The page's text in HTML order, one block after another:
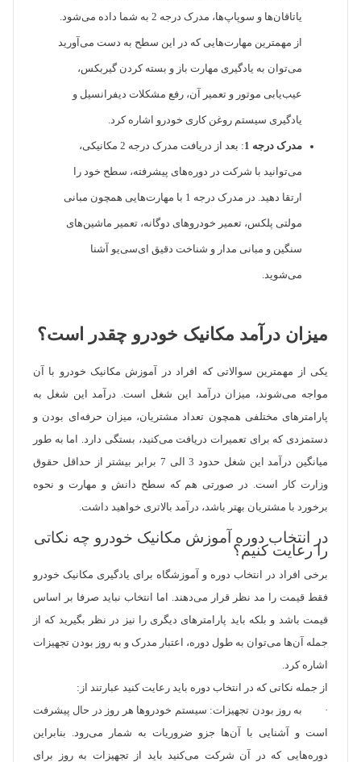
یاتاقان‌ها و سوپاپ‌ها، مدرک درجه 2 به شما داده می‌شود.
از مهمترین مهارت‌هایی که در این سطح به دست می‌آورید
می‌توان به یادگیری مهارت باز و بسته کردن گیربکس،
عیب‌یابی موتور و تعمیر آن، رفع مشکلات دیفرانسیل و
یادگیری سیستم روغن کاری خودرو اشاره کرد.
مدرک درجه 1 : بعد از دریافت مدرک درجه 2 مکانیکی،
می‌توانید با شرکت در دوره‌های پیشرفته، سطح خود را
ارتقا دهید. در مدرک درجه 1 با مهارت‌هایی همچون مبانی
مولتی پلکس، تعمیر خودروهای دوگانه، تعمیر ماشین‌های
سنگین و مبانی مدار و شناخت دقیق ای‌سی‌یو آشنا
می‌شوید.
میزان درآمد مکانیک خودرو چقدر است؟
یکی از مهمترین سوالاتی که افراد در آموزش مکانیک خودرو با آن
مواجه می‌شوند، میزان درآمد این شغل است. درآمد این شغل به
پارامترهای مختلفی همچون تعداد مشتریان، میزان حرفه‌ای بودن و
دستمزدی که برای تعمیرات دریافت می‌کنید، بستگی دارد. اما به طور
میانگین درآمد این شغل حدود 3 الی 7 برابر بیشتر از حداقل حقوق
وزارت کار است. در صورتی هم که سطح دانش و مهارت و نحوه
برخورد با مشتریان بهتر باشد، درآمد بالاتری خواهید داشت.
در انتخاب دوره آموزش مکانیک خودرو چه نکاتی
را رعایت کنیم؟
برخی افراد در انتخاب دوره و آموزشگاه برای یادگیری مکانیک خودرو
فقط قیمت را مد نظر قرار می‌دهند. اما انتخاب نباید صرفا بر اساس
قیمت باشد و بلکه باید پارامترهای دیگری را نیز در نظر بگیرید که از
جمله آن‌ها می‌توان به طول دوره، اعتبار مدرک و به روز بودن تجهیزات
اشاره کرد.
از جمله نکاتی که در انتخاب دوره باید رعایت کنید عبارتند از:
· به روز بودن تجهیزات: سیستم خودروها هر روز در حال پیشرفت
است و آشنایی با آن‌ها جزو ضروریات به شمار می‌رود. بنابراین
دوره‌هایی که در آن شرکت می‌کنید باید از تجهیزات به روز برای